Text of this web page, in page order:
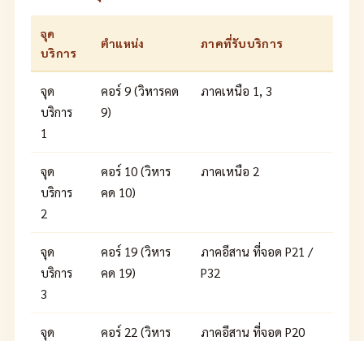
จุด
บริการ
ตำแหน่ง ภาคที่รับบริการ
จุด
บริการ
1
คอร์ 9 (วิหารคด
9)
ภาคเหนือ 1, 3
จุด
บริการ
2
คอร์ 10 (วิหาร
คด 10)
ภาคเหนือ 2
จุด
บริการ
3
คอร์ 19 (วิหาร
คด 19)
ภาคอีสาน ที่จอด P21 /
P32
จุด
คอร์ 22 (วิหาร
ภาคอีสาน ที่จอด P20